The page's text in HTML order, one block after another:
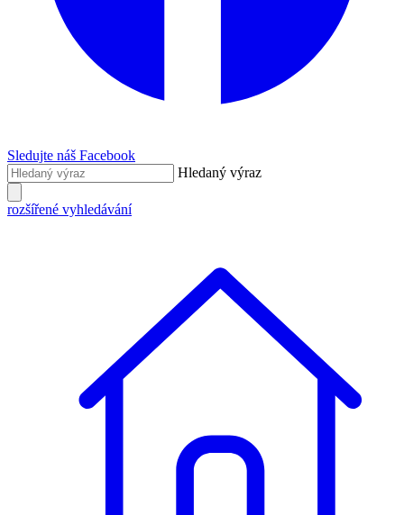
Sledujte náš Facebook
Hledaný výraz
rozšířené vyhledávání